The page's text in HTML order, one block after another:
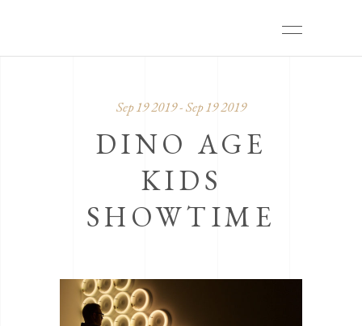
Sep 19 2019 - Sep 19 2019
DINO AGE
KIDS
SHOWTIME